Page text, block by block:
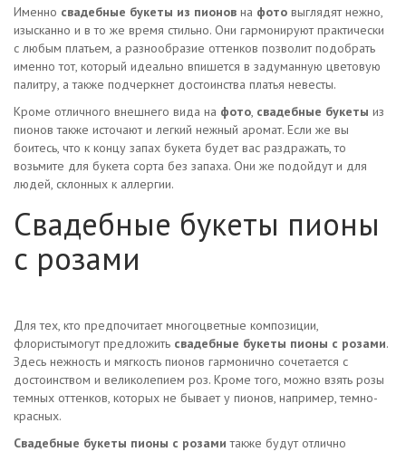
Именно свадебные букеты из пионов на фото выглядят нежно,
изысканно и в то же время стильно. Они гармонируют практически
с любым платьем, а разнообразие оттенков позволит подобрать
именно тот, который идеально впишется в задуманную цветовую
палитру, а также подчеркнет достоинства платья невесты.
Кроме отличного внешнего вида на фото, свадебные букеты из
пионов также источают и легкий нежный аромат. Если же вы
боитесь, что к концу запах букета будет вас раздражать, то
возьмите для букета сорта без запаха. Они же подойдут и для
людей, склонных к аллергии.
Свадебные букеты пионы
с розами
Для тех, кто предпочитает многоцветные композиции,
флористымогут предложить свадебные букеты пионы с розами.
Здесь нежность и мягкость пионов гармонично сочетается с
достоинством и великолепием роз. Кроме того, можно взять розы
темных оттенков, которых не бывает у пионов, например, темно-
красных.
Свадебные букеты пионы с розами также будут отлично